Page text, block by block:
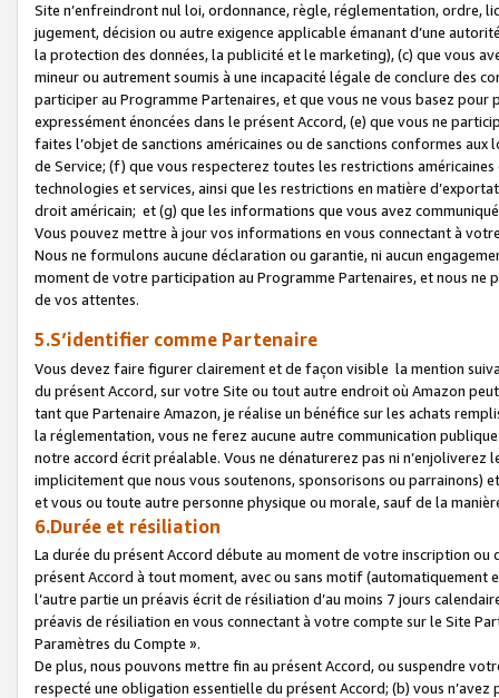
Site n’enfreindront nul loi, ordonnance, règle, réglementation, ordre,
jugement, décision ou autre exigence applicable émanant d’une
la protection des données, la publicité et le marketing), (c) que vous
mineur ou autrement soumis à une incapacité légale de conclure des
participer au Programme Partenaires, et que vous ne vous basez
expressément énoncées dans le présent Accord, (e) que vous ne
faites l’objet de sanctions américaines ou de sanctions conformes
de Service; (f) que vous respecterez toutes les restrictions
technologies et services, ainsi que les restrictions en matière
droit américain; et (g) que les informations que vous avez
Vous pouvez mettre à jour vos informations en vous connectant à
Nous ne formulons aucune déclaration ou garantie, ni aucun
moment de votre participation au Programme Partenaires, et nous
de vos attentes.
5.S’identifier comme Partenaire
Vous devez faire figurer clairement et de façon visible la mention
du présent Accord, sur votre Site ou tout autre endroit où Amazon
tant que Partenaire Amazon, je réalise un bénéfice sur les achats
la réglementation, vous ne ferez aucune autre communication
notre accord écrit préalable. Vous ne dénaturerez pas ni
implicitement que nous vous soutenons, sponsorisons ou parrainons)
et vous ou toute autre personne physique ou morale, sauf de la
6.Durée et résiliation
La durée du présent Accord débute au moment de votre inscription
présent Accord à tout moment, avec ou sans motif (automatiquement
l’autre partie un préavis écrit de résiliation d’au moins 7 jours
préavis de résiliation en vous connectant à votre compte sur le Site
Paramètres du Compte ».
De plus, nous pouvons mettre fin au présent Accord, ou suspendre
respecté une obligation essentielle du présent Accord; (b) vous